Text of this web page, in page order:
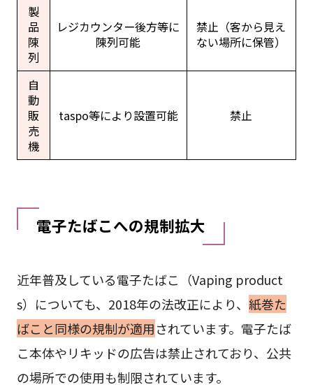
製
品
陳
列
レジカウンター後方等に
陳列可能
禁止（客から見え
ない場所に保管）
自
動
販
売
機
taspo等により設置可能 禁止
電子たばこへの規制拡大
近年普及している電子たばこ（Vaping product
s）についても、2018年の法改正により、 紙巻た
ばこと同様の規制が適用されています。電子たば
こ本体やリキッドの広告は禁止されており、公共
の場所での使用も制限されています。